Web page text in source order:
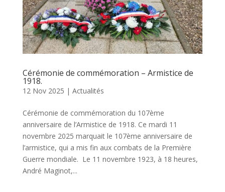
Cérémonie de commémoration – Armistice de
1918.
12 Nov 2025 | Actualités
Cérémonie de commémoration du 107ème
anniversaire de l’Armistice de 1918. Ce mardi 11
novembre 2025 marquait le 107ème anniversaire de
l’armistice, qui a mis fin aux combats de la Première
Guerre mondiale. Le 11 novembre 1923, à 18 heures,
André Maginot,...